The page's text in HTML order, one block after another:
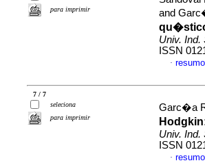
para imprimir
and
Univ. Ind.
ISSN
·
7 / 7
seleciona
para imprimir
Garc�a
Univ. Ind.
ISSN
·